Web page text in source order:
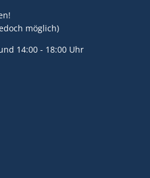
möglich)
14:00 - 18:00 Uhr